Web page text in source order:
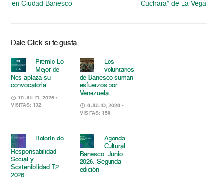
en Ciudad Banesco
Cuchara” de La Vega
Dale Click si te gusta
Premio Lo
Mejor de
Nos aplaza su
convocatoria
10 JULIO, 2026 •
VISITAS: 102
Los
voluntarios
de Banesco suman
esfuerzos por
Venezuela
6 JULIO, 2026 •
VISITAS: 150
Boletín de
Responsabilidad
Social y
Sostenibilidad T2
2026
Agenda
Cultural
Banesco. Junio
2026. Segunda
edición